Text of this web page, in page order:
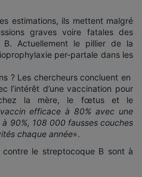
estimations, ils mettent malgré
graves voire fatales des
Actuellement le pillier de la
per-partale dans les
? Les chercheurs concluent en
l’intérêt d’une vaccination pour
chez la mère, le fœtus et le
efficace à 80% avec une
90%, 108 000 fausses couches
chaque année».
le streptocoque B sont à